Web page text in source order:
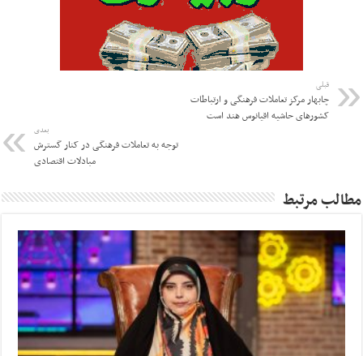
قبلی
چابهار مرکز تعاملات فرهنگی و ارتباطات
کشورهای حاشیه اقیانوس هند است
بعدی
توجه به تعاملات فرهنگی در کنار گسترش
مبادلات اقتصادی
مطالب مرتبط